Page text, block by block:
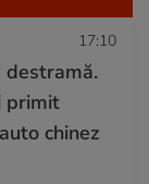
17:10
destramă.
primit
chinez